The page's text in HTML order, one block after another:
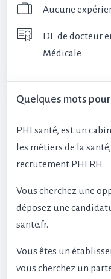
Aucune
DE de docteur
Médicale
Quelques mots
PHI santé, est un
les métiers de la
recrutement PHI RH.
Vous cherchez une
déposez une
sante.fr.
Vous êtes un
vous cherchez un